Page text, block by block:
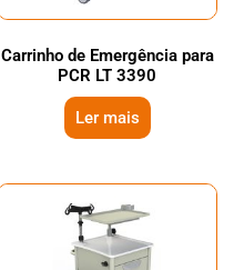
Carrinho de Emergência para
PCR LT 3390
Ler mais